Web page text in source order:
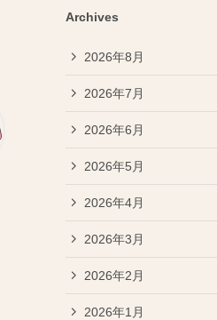
Archives
2026年8月
2026年7月
2026年6月
2026年5月
2026年4月
2026年3月
2026年2月
2026年1月